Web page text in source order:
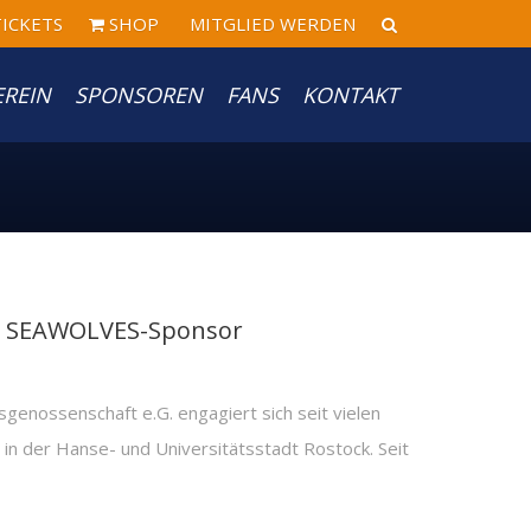
SHOP MITGLIED WERDEN
SPONSOREN FANS KONTAKT
Sponsor
e.G. engagiert sich seit vielen
der Hanse- und Universitätsstadt Rostock. Seit